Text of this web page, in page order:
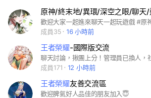
原神/終末地/異環/深空之眼/聊天
成員35
16 小時前
王者榮耀-國際版交流
成員171
12 小時前
王者榮耀友善交流區
歡迎脾氣好人品佳的朋友加入😇